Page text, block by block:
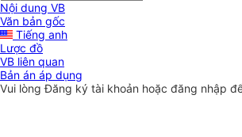
Nội dung VB
Văn bản gốc
Tiếng anh
Lược đồ
VB liên quan
Bản án áp dụng
Vui lòngĐăng ký tài khoản hoặc đăng nhập